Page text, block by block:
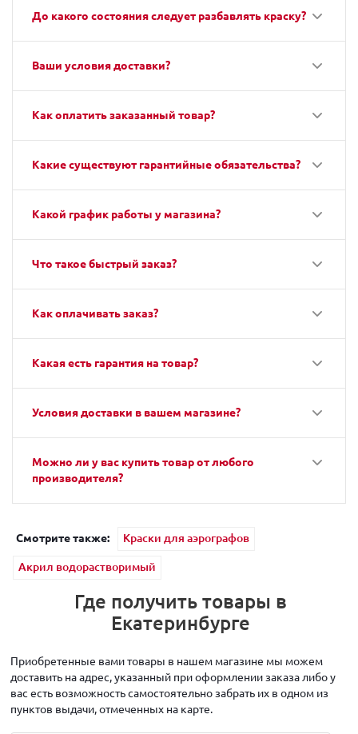
До какого состояния следует разбавлять краску?
Ваши условия доставки?
Как оплатить заказанный товар?
Какие существуют гарантийные обязательства?
Какой график работы у магазина?
Что такое быстрый заказ?
Как оплачивать заказ?
Какая есть гарантия на товар?
Условия доставки в вашем магазине?
Можно ли у вас купить товар от любого
производителя?
Смотрите также:
Краски для аэрографов
Акрил водорастворимый
Где получить товары в
Екатеринбурге
Приобретенные вами товары в нашем магазине мы можем
доставить на адрес, указанный при оформлении заказа либо у
вас есть возможность самостоятельно забрать их в одном из
пунктов выдачи, отмеченных на карте.